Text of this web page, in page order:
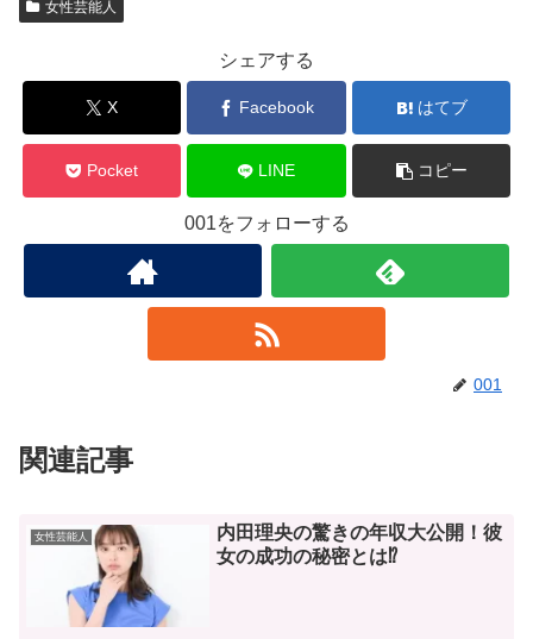
女性芸能人
シェアする
X Facebook はてブ
Pocket LINE コピー
001をフォローする
001
関連記事
女性芸能人
内田理央の驚きの年収大公開！彼
女の成功の秘密とは⁉